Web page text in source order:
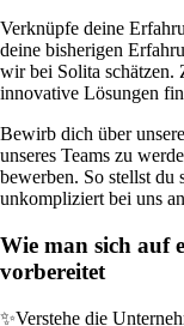
Verknüpfe deine
deine bisherigen
wir bei Solita schätzen.
innovative Lösungen
Bewirb dich über
unseres Teams zu
bewerben. So stellst du
unkompliziert bei uns
Wie man sich auf
vorbereitet
✨Verstehe die